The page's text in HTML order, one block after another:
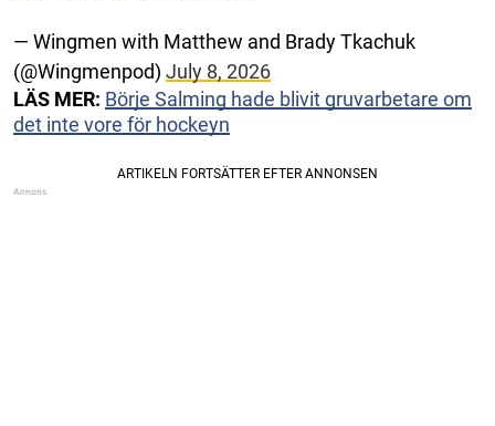
— Wingmen with Matthew and Brady Tkachuk
(@Wingmenpod) July 8, 2026
LÄS MER: Börje Salming hade blivit gruvarbetare om
det inte vore för hockeyn